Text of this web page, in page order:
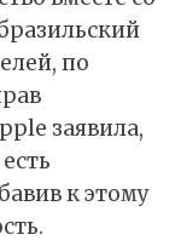
по
заявила,
к этому